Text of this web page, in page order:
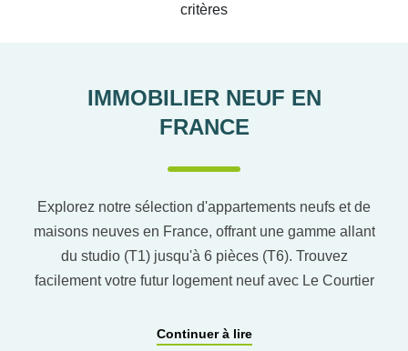
critères
IMMOBILIER NEUF EN
FRANCE
Explorez notre sélection d'appartements neufs et de
maisons neuves en France, offrant une gamme allant
du studio (T1) jusqu'à 6 pièces (T6). Trouvez
facilement votre futur logement neuf avec Le Courtier
pour affiner vos critères. Vous pourrez également
Continuer à lire